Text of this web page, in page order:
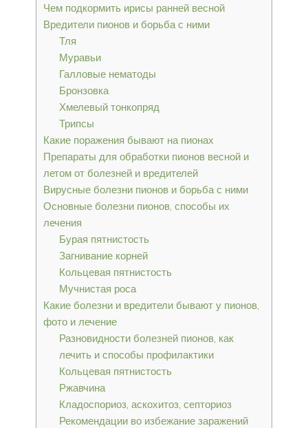
Чем подкормить ирисы ранней весной
Вредители пионов и борьба с ними
Тля
Муравьи
Галловые нематоды
Бронзовка
Хмелевый тонкопряд
Трипсы
Какие поражения бывают на пионах
Препараты для обработки пионов весной и
летом от болезней и вредителей
Вирусные болезни пионов и борьба с ними
Основные болезни пионов, способы их
лечения
Бурая пятнистость
Загнивание корней
Кольцевая пятнистость
Мучнистая роса
Какие болезни и вредители бывают у пионов,
фото и лечение
Разновидности болезней пионов, как
лечить и способы профилактики
Кольцевая пятнистость
Ржавчина
Кладоспориоз, аскохитоз, септориоз
Рекомендации во избежание заражений